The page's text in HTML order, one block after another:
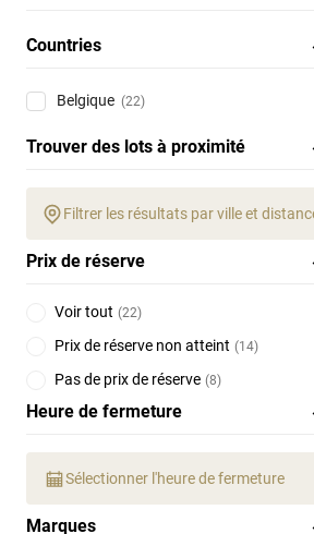
Countries
Belgique (22)
Trouver des lots à proximité
Filtrer les résultats par ville et
Prix de réserve
Voir tout (22)
Prix de réserve non atteint (14)
Pas de prix de réserve (8)
Heure de fermeture
Sélectionner l'heure de fermeture
Marques